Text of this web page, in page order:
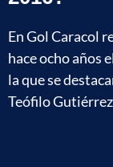
En Gol Caracol
hace ocho años
la que se
Teófilo